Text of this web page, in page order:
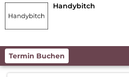
Handybitch
Termin Buchen